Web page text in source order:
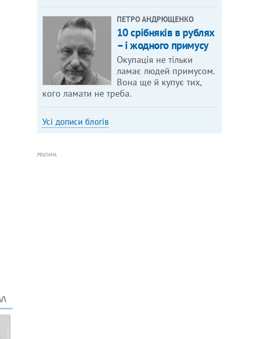
ПЕТРО АНДРЮЩЕНКО
10 срібняків в рублях
– і жодного примусу
Окупація не тільки
ламає людей примусом.
Вона ще й купує тих,
кого ламати не треба.
Усі дописи блогів
РЕКЛАМА